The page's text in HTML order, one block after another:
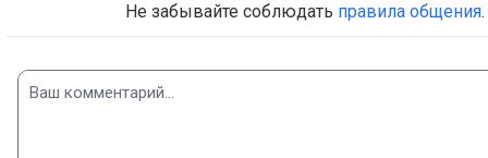
Не забывайте соблюдать правила общения.